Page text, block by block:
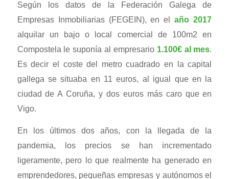
Según los datos de la Federación Galega de
Empresas Inmobiliarias (FEGEIN), en elaño 2017
alquilar un bajo o local comercial de 100m2 en
Compostela le suponía al empresario 1.100€ al mes.
Es decir el coste del metro cuadrado en la capital
gallega se situaba en 11 euros, al igual que en la
ciudad de A Coruña, y dos euros más caro que en
Vigo.
En los últimos dos años, con la llegada de la
pandemia, los precios se han incrementado
ligeramente, pero lo que realmente ha generado en
emprendedores, pequeñas empresas y autónomos el